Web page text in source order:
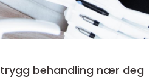
Tannlege osterøy trygg behandling nær deg